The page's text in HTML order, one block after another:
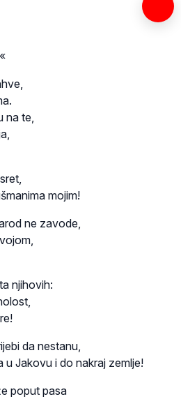
na te,
mojim!
ne zavode,
njihovih:
da nestanu,
u Jakovu i do nakraj zemlje!
poput pasa